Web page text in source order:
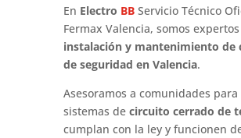
En Electro BBServicio Técnico
Fermax Valencia, somos
instalación y mantenimiento de
de seguridad en Valencia.
Asesoramos a comunidades para
sistemas de circuito cerrado de
cumplan con la ley y funcionen